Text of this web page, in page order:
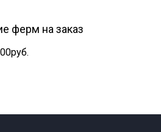
ферм на заказ